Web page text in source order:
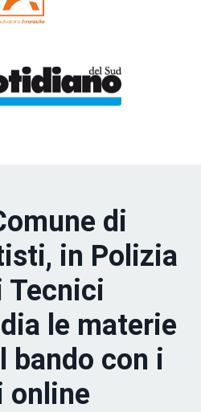
di
in Polizia
Tecnici
le materie
bando con i
online